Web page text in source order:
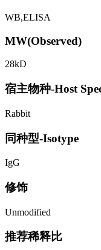
WB,ELISA
MW(Observed)
28kD
宿主物种-Host
Rabbit
同种型-Isotype
IgG
修饰
Unmodified
推荐稀释比